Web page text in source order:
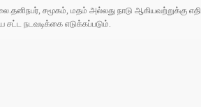
சமூகம், மதம் அல்லது நாடு ஆகியவற்றுக்கு
நடவடிக்கை எடுக்கப்படும்.